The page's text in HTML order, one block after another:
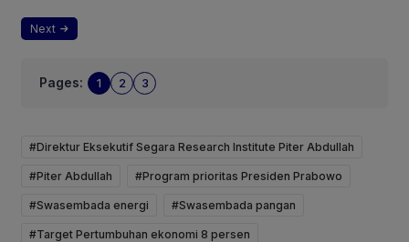
Next
Pages: 1 2 3
#Direktur Eksekutif Segara Research Institute Piter Abdullah
#Piter Abdullah #Program prioritas Presiden Prabowo
#Swasembada energi #Swasembada pangan
#Target Pertumbuhan ekonomi 8 persen